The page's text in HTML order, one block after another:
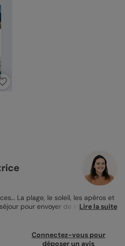
La plage, le soleil, les apéros et
pour envoyer de vos nouvelles
de 14x14cm plié est des plus
préférée, triez toutes
Lire la suite
Connectez-vous pour
déposer un avis